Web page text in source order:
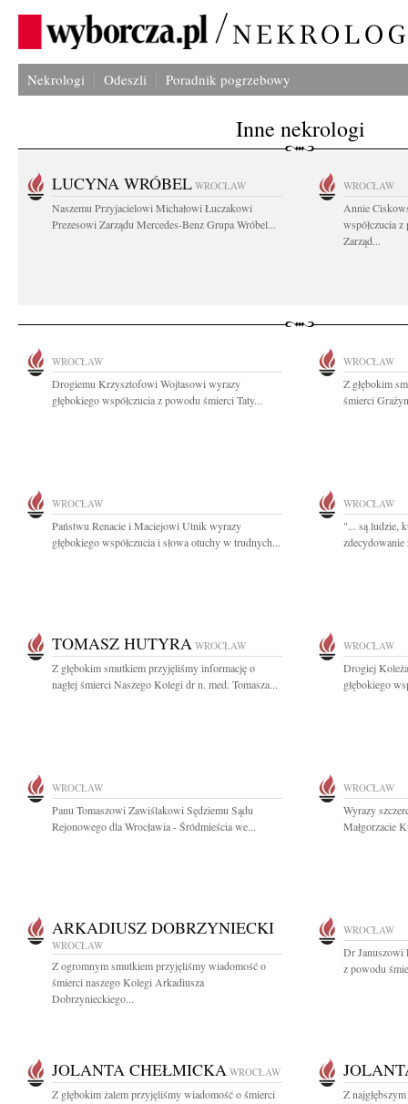
Nekrologi Odeszli Poradnik pogrzebowy
Inne nekrologi
LUCYNA WRÓBEL WROCŁAW
Naszemu Przyjacielowi Michałowi Łuczakowi
Prezesowi Zarządu Mercedes-Benz Grupa Wróbel...
WROCŁAW
Annie
współczucia
Zarząd...
WROCŁAW
Drogiemu Krzysztofowi Wojtasowi wyrazy
głębokiego współczucia z powodu śmierci Taty...
WROCŁAW
Z głębokim
śmierci
WROCŁAW
Państwu Renacie i Maciejowi Utnik wyrazy
głębokiego współczucia i słowa otuchy w trudnych...
WROCŁAW
"... są ludzie,
zdecydowanie
TOMASZ HUTYRA WROCŁAW
Z głębokim smutkiem przyjęliśmy informację o
nagłej śmierci Naszego Kolegi dr n. med. Tomasza...
WROCŁAW
Drogiej
głębokiego
WROCŁAW
Panu Tomaszowi Zawiślakowi Sędziemu Sądu
Rejonowego dla Wrocławia - Śródmieścia we...
WROCŁAW
Wyrazy
Małgorzacie
ARKADIUSZ DOBRZYNIECKI
WROCŁAW
Z ogromnym smutkiem przyjęliśmy wiadomość o
śmierci naszego Kolegi Arkadiusza
Dobrzynieckiego...
WROCŁAW
Dr Januszowi
z powodu
JOLANTA CHEŁMICKA WROCŁAW
Z głębokim żalem przyjęliśmy wiadomość o śmierci
Z